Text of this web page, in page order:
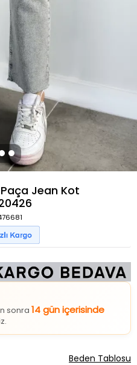
Paça Jean Kot
sonra 14 gün içerisinde
Beden Tablosu